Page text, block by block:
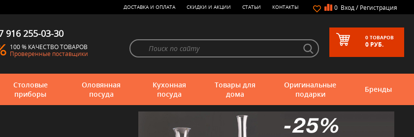
0 Вход/ Регистрация
ДОСТАВКА И ОПЛАТА СКИДКИ И АКЦИИ СТАТЬИ КОНТАКТЫ
916 255-03-30
100 % КАЧЕСТВО ТОВАРОВ
Проверенные поставщики
0 ТОВАРОВ
0 РУБ.
Столовые
приборы
Оловянная
посуда
Кухонная
посуда
Товары для
дома
Оригинальные
подарки
Бренды